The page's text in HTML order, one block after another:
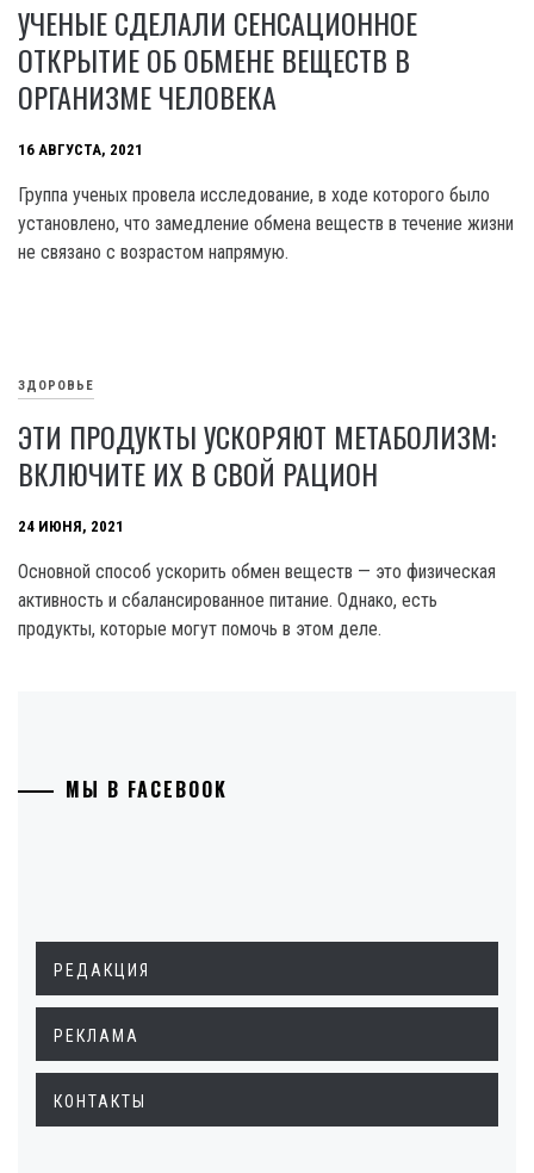
УЧЕНЫЕ СДЕЛАЛИ СЕНСАЦИОННОЕ
ОТКРЫТИЕ ОБ ОБМЕНЕ ВЕЩЕСТВ В
ОРГАНИЗМЕ ЧЕЛОВЕКА
16 АВГУСТА, 2021
Группа ученых провела исследование, в ходе которого было
установлено, что замедление обмена веществ в течение жизни
не связано с возрастом напрямую.
ЗДОРОВЬЕ
ЭТИ ПРОДУКТЫ УСКОРЯЮТ МЕТАБОЛИЗМ:
ВКЛЮЧИТЕ ИХ В СВОЙ РАЦИОН
24 ИЮНЯ, 2021
Основной способ ускорить обмен веществ — это физическая
активность и сбалансированное питание. Однако, есть
продукты, которые могут помочь в этом деле.
МЫ В FACEBOOK
РЕДАКЦИЯ
РЕКЛАМА
КОНТАКТЫ